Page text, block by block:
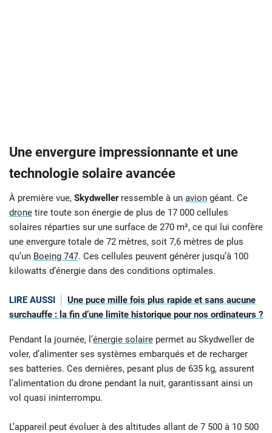
Une envergure impressionnante et une
technologie solaire avancée
À première vue, Skydwellerressemble à un avion géant. Ce
drone tire toute son énergie de plus de 17 000 cellules
solaires réparties sur une surface de 270 m², ce qui lui confère
une envergure totale de 72 mètres, soit 7,6 mètres de plus
qu’un Boeing 747. Ces cellules peuvent générer jusqu’à 100
kilowatts d’énergie dans des conditions optimales.
LIRE AUSSI
Une puce mille fois plus rapide et sans aucune
surchauffe : la fin d’une limite historique pour nos ordinateurs ?
Pendant la journée, l’énergie solaire permet au Skydweller de
voler, d’alimenter ses systèmes embarqués et de recharger
ses batteries. Ces dernières, pesant plus de 635 kg, assurent
l’alimentation du drone pendant la nuit, garantissant ainsi un
vol quasi ininterrompu.
L’appareil peut évoluer à des altitudes allant de 7 500 à 10 500